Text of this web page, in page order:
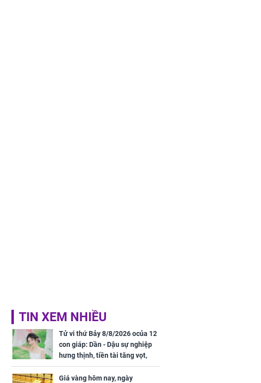
TIN XEM NHIỀU
Tử vi thứ Bảy 8/8/2026 ocủa 12
con giáp: Dần - Dậu sự nghiệp
hưng thịnh, tiền tài tăng vọt,
Mão - Thân công việc bất trắc,
tiền mất tật mang
Giá vàng hôm nay, ngày